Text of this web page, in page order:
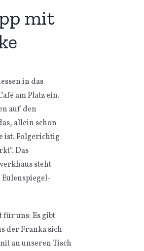
mit
in das
am Platz ein.
auf den
allein schon
ist. Folgerichtig
Das
steht
uns: Es gibt
der Franka sich
an unseren Tisch